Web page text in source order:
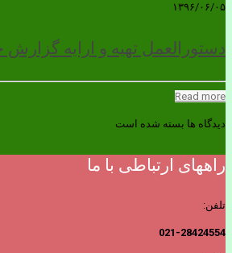
۱۳۹۶/۰۶/۰۵
دستورالعمل تهیه و ارایه
Read more
دیدگاه ها بسته شده است
راههای ارتباطی با ما
تلفن:
021-28424554